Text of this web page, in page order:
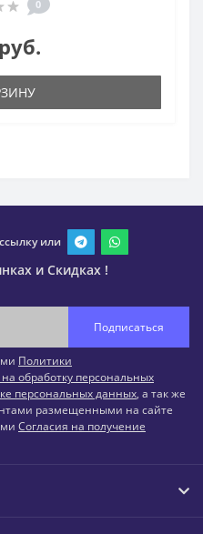
0
или
и Скидках !
Подписаться
Политики
обработку персональных
персональных данных, а так же
размещенными на сайте
Согласия на получение